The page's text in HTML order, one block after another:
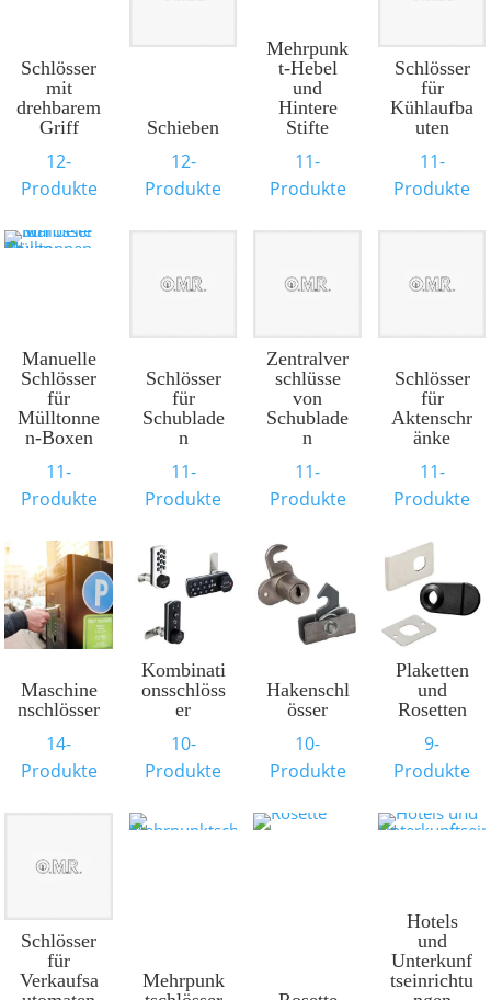
Schlösser
mit
drehbarem
Griff
12-
Produkte
Schieben
12-
Produkte
Mehrpunk
t-Hebel
und
Hintere
Stifte
11-
Produkte
Schlösser
für
Kühlaufba
uten
11-
Produkte
Manuelle
Schlösser
für
Mülltonne
n-Boxen
11-
Produkte
Schlösser
für
Schublade
n
11-
Produkte
Zentralver
schlüsse
von
Schublade
n
11-
Produkte
Schlösser
für
Aktenschr
änke
11-
Produkte
Maschine
nschlösser
14-
Produkte
Kombinati
onsschlöss
er
10-
Produkte
Hakenschl
össer
10-
Produkte
Plaketten
und
Rosetten
9-
Produkte
Schlösser
für
Verkaufsa
Mehrpunk
Hotels
und
Unterkunf
tseinrichtu